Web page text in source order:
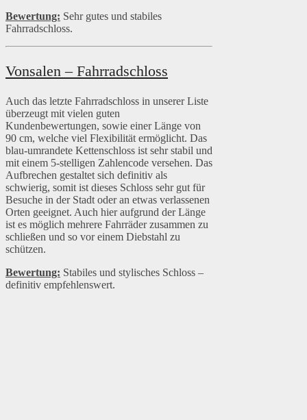
Bewertung: Sehr gutes und stabiles
Fahrradschloss.
Vonsalen – Fahrradschloss
Auch das letzte Fahrradschloss in unserer Liste
überzeugt mit vielen guten
Kundenbewertungen, sowie einer Länge von
90 cm, welche viel Flexibilität ermöglicht. Das
blau-umrandete Kettenschloss ist sehr stabil und
mit einem 5-stelligen Zahlencode versehen. Das
Aufbrechen gestaltet sich definitiv als
schwierig, somit ist dieses Schloss sehr gut für
Besuche in der Stadt oder an etwas verlassenen
Orten geeignet. Auch hier aufgrund der Länge
ist es möglich mehrere Fahrräder zusammen zu
schließen und so vor einem Diebstahl zu
schützen.
Bewertung: Stabiles und stylisches Schloss –
definitiv empfehlenswert.